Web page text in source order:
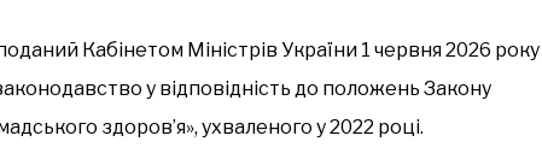
Кабінетом Міністрів України 1 червня 2026 року
у відповідність до положень Закону
здоров’я», ухваленого у 2022 році.